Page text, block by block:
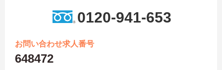
0120-941-653
お問い合わせ求人番号
648472